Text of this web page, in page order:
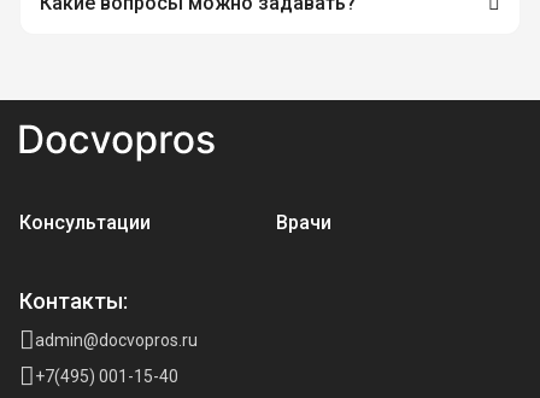
Консультации Врачи
Контакты:
admin@docvopros.ru
+7(495) 001-15-40